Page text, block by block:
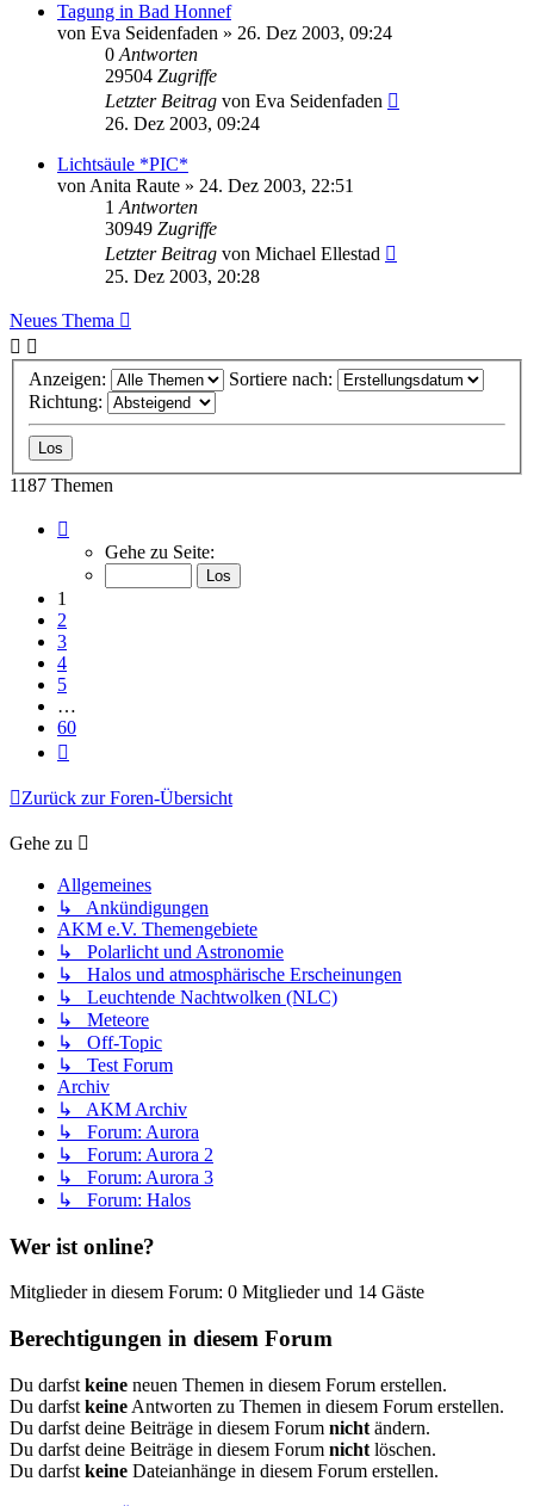
Tagung in Bad Honnef
von Eva Seidenfaden » 26. Dez 2003, 09:24
0 Antworten
29504 Zugriffe
Letzter Beitrag von Eva Seidenfaden
26. Dez 2003, 09:24
Lichtsäule *PIC*
von Anita Raute » 24. Dez 2003, 22:51
1 Antworten
30949 Zugriffe
Letzter Beitrag von Michael Ellestad
25. Dez 2003, 20:28
Neues Thema
Anzeigen:
Sortiere nach:
Richtung:
1187 Themen
von
Gehe zu Seite:
1
2
3
4
5
…
60
Zurück zur Foren-Übersicht
Gehe zu
Allgemeines
↳ Ankündigungen
AKM e.V. Themengebiete
↳ Polarlicht und Astronomie
↳ Halos und atmosphärische Erscheinungen
↳ Leuchtende Nachtwolken (NLC)
↳ Meteore
↳ Off-Topic
↳ Test Forum
Archiv
↳ AKM Archiv
↳ Forum: Aurora
↳ Forum: Aurora 2
↳ Forum: Aurora 3
↳ Forum: Halos
Wer ist online?
Mitglieder in diesem Forum: 0 Mitglieder und 14 Gäste
Berechtigungen in diesem Forum
Du darfst keine neuen Themen in diesem Forum erstellen.
Du darfst keine Antworten zu Themen in diesem Forum erstellen.
Du darfst deine Beiträge in diesem Forum nicht ändern.
Du darfst deine Beiträge in diesem Forum nicht löschen.
Du darfst keine Dateianhänge in diesem Forum erstellen.